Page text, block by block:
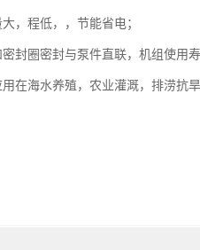
，程低，，节能省电；
封圈密封与泵件直联，机组使用
在海水养殖，农业灌溉，排涝抗